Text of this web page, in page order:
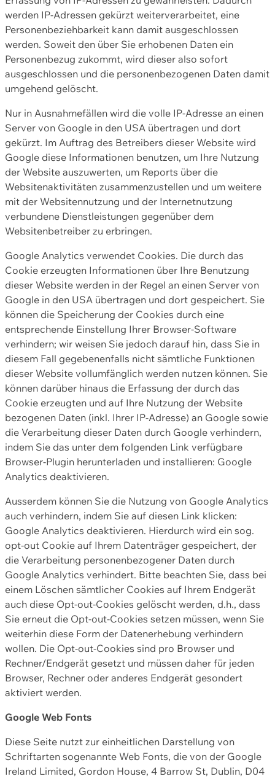
werden IP-Adressen gekürzt weiterverarbeitet, eine
Personenbeziehbarkeit kann damit ausgeschlossen
werden. Soweit den über Sie erhobenen Daten ein
Personenbezug zukommt, wird dieser also sofort
ausgeschlossen und die personenbezogenen Daten damit
umgehend gelöscht.
Nur in Ausnahmefällen wird die volle IP-Adresse an einen
Server von Google in den USA übertragen und dort
gekürzt. Im Auftrag des Betreibers dieser Website wird
Google diese Informationen benutzen, um Ihre Nutzung
der Website auszuwerten, um Reports über die
Websitenaktivitäten zusammenzustellen und um weitere
mit der Websitennutzung und der Internetnutzung
verbundene Dienstleistungen gegenüber dem
Websitenbetreiber zu erbringen.
Google Analytics verwendet Cookies. Die durch das
Cookie erzeugten Informationen über Ihre Benutzung
dieser Website werden in der Regel an einen Server von
Google in den USA übertragen und dort gespeichert. Sie
können die Speicherung der Cookies durch eine
entsprechende Einstellung Ihrer Browser-Software
verhindern; wir weisen Sie jedoch darauf hin, dass Sie in
diesem Fall gegebenenfalls nicht sämtliche Funktionen
dieser Website vollumfänglich werden nutzen können. Sie
können darüber hinaus die Erfassung der durch das
Cookie erzeugten und auf Ihre Nutzung der Website
bezogenen Daten (inkl. Ihrer IP-Adresse) an Google sowie
die Verarbeitung dieser Daten durch Google verhindern,
indem Sie das unter dem folgenden Link verfügbare
Browser-Plugin herunterladen und installieren: Google
Analytics deaktivieren.
Ausserdem können Sie die Nutzung von Google Analytics
auch verhindern, indem Sie auf diesen Link klicken:
Google Analytics deaktivieren. Hierdurch wird ein sog.
opt-out Cookie auf Ihrem Datenträger gespeichert, der
die Verarbeitung personenbezogener Daten durch
Google Analytics verhindert. Bitte beachten Sie, dass bei
einem Löschen sämtlicher Cookies auf Ihrem Endgerät
auch diese Opt-out-Cookies gelöscht werden, d.h., dass
Sie erneut die Opt-out-Cookies setzen müssen, wenn Sie
weiterhin diese Form der Datenerhebung verhindern
wollen. Die Opt-out-Cookies sind pro Browser und
Rechner/Endgerät gesetzt und müssen daher für jeden
Browser, Rechner oder anderes Endgerät gesondert
aktiviert werden.
Google Web Fonts
Diese Seite nutzt zur einheitlichen Darstellung von
Schriftarten sogenannte Web Fonts, die von der Google
Ireland Limited, Gordon House, 4 Barrow St, Dublin, D04